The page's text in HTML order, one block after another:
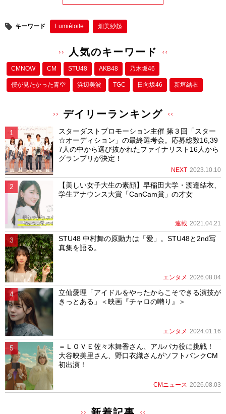
キーワード Lumiétoile 畑美紗起
人気のキーワード
CMNOW CM STU48 AKB48 乃木坂46
僕が⾒たかった⻘空 浜辺美波 TGC 日向坂46 新垣結衣
デイリーランキング
スターダストプロモーション主催 第３回「スター
☆オーディション」の最終選考会。応募総数16,39
7人の中から選び抜かれたファイナリスト16人から
グランプリが決定！
NEXT 2023.10.10
【美しい女子大生の素顔】早稲田大学・渡邉結衣、
学生アナウンス大賞「CanCam賞」の才女
連載 2021.04.21
STU48 中村舞の原動力は「愛」。STU48と2nd写
真集を語る。
エンタメ 2026.08.04
立仙愛理「アイドルをやったからこそできる演技が
きっとある」＜映画『チャロの囀り』＞
エンタメ 2024.01.16
＝ＬＯＶＥ佐々木舞香さん、アルパカ役に挑戦！
大谷映美里さん、野口衣織さんがソフトバンクCM
初出演！
CMニュース 2026.08.03